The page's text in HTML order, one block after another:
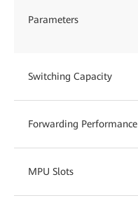
Parameters
Switching Capacity
Forwarding Performance
MPU Slots